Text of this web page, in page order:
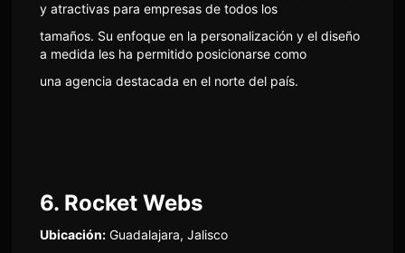
y atractivas para empresas de todos los
tamaños. Su enfoque en la personalización y el diseño
a medida les ha permitido posicionarse como
una agencia destacada en el norte del país.
6. Rocket Webs
Ubicación:Guadalajara, Jalisco